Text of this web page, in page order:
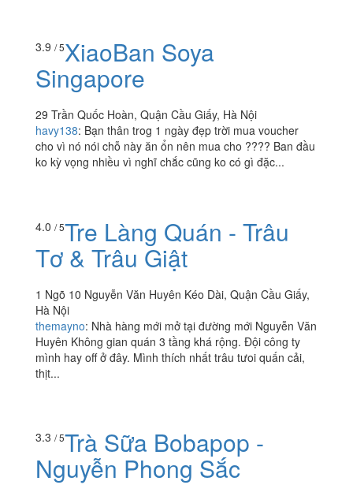
3.9 / 5XiaoBan Soya
Singapore
29 Trần Quốc Hoàn, Quận Cầu Giấy, Hà Nội
havy138: Bạn thân trog 1 ngày đẹp trời mua voucher
cho vì nó nói chỗ này ăn ổn nên mua cho ???? Ban đầu
ko kỳ vọng nhiều vì nghĩ chắc cũng ko có gì đặc...
4.0 / 5Tre Làng Quán - Trâu
Tơ & Trâu Giật
1 Ngõ 10 Nguyễn Văn Huyên Kéo Dài, Quận Cầu Giấy,
Hà Nội
themayno: Nhà hàng mới mở tại đường mới Nguyễn Văn
Huyên Không gian quán 3 tầng khá rộng. Đội công ty
mình hay off ở đây. Mình thích nhất trâu tưoi quấn cải,
thịt...
3.3 / 5Trà Sữa Bobapop -
Nguyễn Phong Sắc